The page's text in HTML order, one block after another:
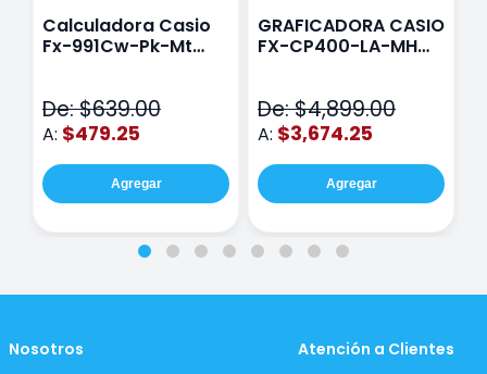
Calculadora Casio
Fx-991Cw-Pk-Mt
De: $639.00
A: $479.25
Agregar
GRAFICADORA CASIO
FX-CP400-LA-MH
De: $4,899.00
A: $3,674.25
Agregar
Nosotros Atención a Clientes